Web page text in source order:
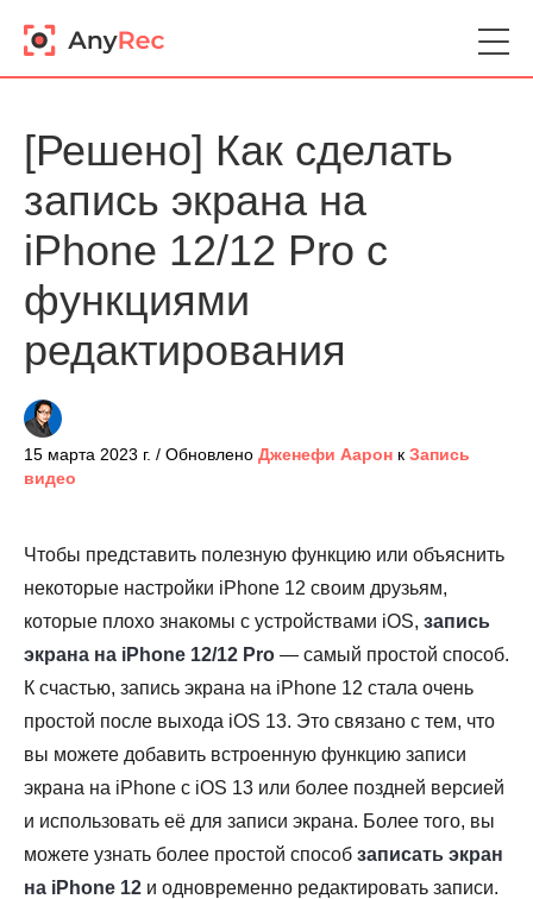
[Решено] Как сделать
запись экрана на
iPhone 12/12 Pro с
функциями
редактирования
15 марта 2023 г. / Обновлено Дженефи Аарон к Запись
видео
Чтобы представить полезную функцию или объяснить
некоторые настройки iPhone 12 своим друзьям,
которые плохо знакомы с устройствами iOS, запись
экрана на iPhone 12/12 Pro — самый простой способ.
К счастью, запись экрана на iPhone 12 стала очень
простой после выхода iOS 13. Это связано с тем, что
вы можете добавить встроенную функцию записи
экрана на iPhone с iOS 13 или более поздней версией
и использовать её для записи экрана. Более того, вы
можете узнать более простой способ записать экран
на iPhone 12 и одновременно редактировать записи.